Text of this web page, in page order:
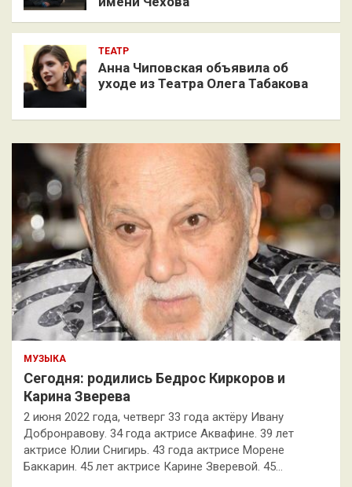
ТЕАТР
Анна Чиповская объявила об
уходе из Театра Олега Табакова
МУЗЫКА
Сегодня: родились Бедрос Киркоров и
Карина Зверева
2 июня 2022 года, четверг 33 года актёру Ивану
Добронравову. 34 года актрисе Аквафине. 39 лет
актрисе Юлии Снигирь. 43 года актрисе Морене
Баккарин. 45 лет актрисе Карине Зверевой. 45…